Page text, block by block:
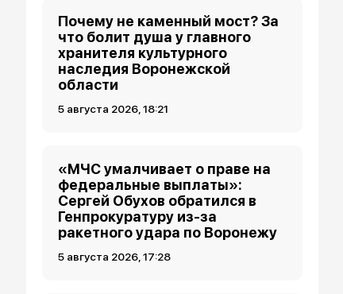
Почему не каменный мост? За
что болит душа у главного
хранителя культурного
наследия Воронежской
области
5 августа 2026, 18:21
«МЧС умалчивает о праве на
федеральные выплаты»:
Сергей Обухов обратился в
Генпрокуратуру из-за
ракетного удара по Воронежу
5 августа 2026, 17:28